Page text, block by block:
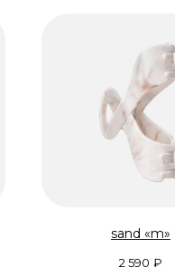
sand «m»
2 590 ₽